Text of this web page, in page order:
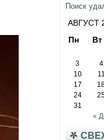
АВГУСТ
Пн
Вт
«
3
4
10
11
17
24
31